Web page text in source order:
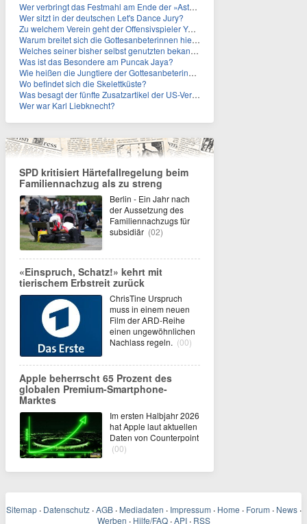
Wer verbringt das Festmahl am Ende der »Asterix«-Comics oft gefesselt und/oder geknebelt?
Wer sitzt in der deutschen Let's Dance Jury?
Zu welchem Verein geht der Offensivspieler Yan Diomande?
Warum breitet sich die Gottesanbeterinnen hierzulande immer weiter aus?
Welches seiner bisher selbst genutzten bekannten Gebäude verpachtet der Vatikan nun?
Was ist das Besondere am Puncak Jaya?
Wie heißen die Jungtiere der Gottesanbeterinnen?
Wo befindet sich die Skelettküste?
Was besagt der fünfte Zusatzartikel der US-Verfassung, auf den sich Fauci berief?
Wer war Karl Liebknecht?
SPD kritisiert Härtefallregelung beim
Familiennachzug als zu streng
Berlin - Ein Jahr nach
der Aussetzung des
Familiennachzugs für
subsidiär (02)
«Einspruch, Schatz!» kehrt mit
tierischem Erbstreit zurück
ChrisTine Urspruch
muss in einem neuen
Film der ARD-Reihe
einen ungewöhnlichen
Nachlass regeln. (00)
Apple beherrscht 65 Prozent des
globalen Premium-Smartphone-
Marktes
Im ersten Halbjahr 2026
hat Apple laut aktuellen
Daten von Counterpoint
(00)
Sitemap · Datenschutz · AGB · Mediadaten · Impressum · Home · Forum · News ·
Werben · Hilfe/FAQ · API · RSS